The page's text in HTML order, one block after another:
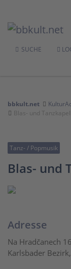
SUCHE
bbkult.net
Blas- und
Tanz- / Popmusik
Blas- und
Adresse
Na Hradčanech
Karlsbader